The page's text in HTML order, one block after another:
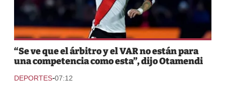
“Se ve que el árbitro y el VAR no están para
una competencia como esta”, dijo Otamendi
DEPORTES-07:12